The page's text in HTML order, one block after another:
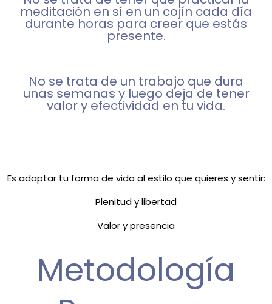
meditación en sí en un cojín cada día
durante horas para creer que estás
presente.
No se trata de un trabajo que dura
unas semanas y luego deja de tener
valor y efectividad en tu vida.
Es adaptar tu forma de vida al estilo que quieres y sentir:
Plenitud y libertad
Valor y presencia
Metodología